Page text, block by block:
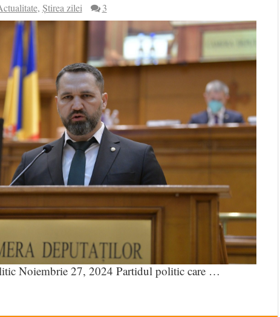
, Știrea zilei 3
Noiembrie 27, 2024 Partidul politic care …